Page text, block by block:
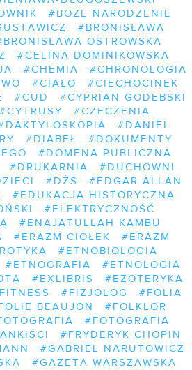
#BOŻE NARODZENIE
#BRONISŁAWA
OSTROWSKA
#CELINA DOMINIKOWSKA
#CHEMIA
#CHRONOLOGIA
#CIAŁO
#CIECHOCINEK
#CUD
#CYPRIAN GODEBSKI
#CYTRUSY
#CZECZENIA
#DANIEL
#DIABEŁ
#DOKUMENTY
#DOMENA PUBLICZNA
#DRUKARNIA
#DUCHOWNI
#DŻS
#EDGAR ALLAN
#EDUKACJA HISTORYCZNA
#ELEKTRYCZNOŚĆ
#ENAJATULLAH KAMBU
#ERAZM CIOŁEK
#ERAZM
#ETNOBIOLOGIA
#ETNOGRAFIA
#ETNOLOGIA
#EXLIBRIS
#EZOTERYKA
#FIZJOLOG
#FOLIA
BEAUJON
#FOLKLOR
#FOTOGRAFIA
#FRYDERYK CHOPIN
#GABRIEL NARUTOWICZ
#GAZETA WARSZAWSKA